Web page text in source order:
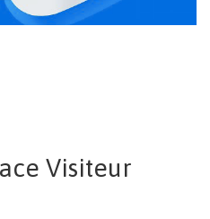
Visiteur